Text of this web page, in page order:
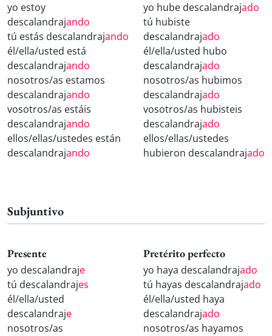
yo estoy
descalandrajando
tú estás descalandrajando
él/ella/usted está
descalandrajando
nosotros/as estamos
descalandrajando
vosotros/as estáis
descalandrajando
ellos/ellas/ustedes están
descalandrajando
yo hube descalandrajado
tú hubiste
descalandrajado
él/ella/usted hubo
descalandrajado
nosotros/as hubimos
descalandrajado
vosotros/as hubisteis
descalandrajado
ellos/ellas/ustedes
hubieron descalandrajado
Subjuntivo
Presente
yo descalandraje
tú descalandrajes
él/ella/usted
descalandraje
nosotros/as
Pretérito perfecto
yo haya descalandrajado
tú hayas descalandrajado
él/ella/usted haya
descalandrajado
nosotros/as hayamos